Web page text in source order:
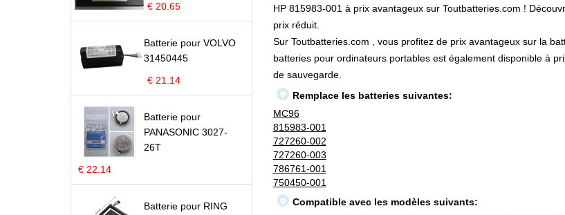
€ 20.65
Batterie pour VOLVO
31450445
€ 21.14
Batterie pour
PANASONIC 3027-
26T
€ 22.14
Batterie pour RING
HP 815983-001 à prix avantageux sur Toutbatteries.com !
prix réduit.
Sur Toutbatteries.com , vous profitez de prix avantageux sur la
batteries pour ordinateurs portables est également disponible à
de sauvegarde.
Remplace les batteries suivantes:
MC96
815983-001
727260-002
727260-003
786761-001
750450-001
Compatible avec les modèles suivants: